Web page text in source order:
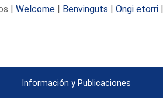
| Welcome| Benvinguts | Ongi etorri|
Información y Publicaciones